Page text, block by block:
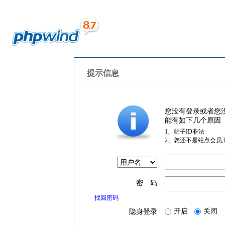
提示信息
您没有登录或者您
能有如下几个原因
1、帖子ID非法
2、您还不是站点会员
密 码
找回密码
隐身登录 开启 关闭